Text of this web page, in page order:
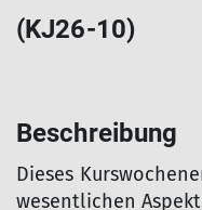
(KJ26-10)
Beschreibung
Dieses
wesentlichen